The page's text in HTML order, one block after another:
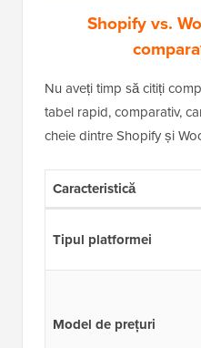
Shopify vs.
Nu aveți timp să citiți
tabel rapid, comparativ,
cheie dintre Shopify și
Caracteristică
Tipul platformei
Model de prețuri